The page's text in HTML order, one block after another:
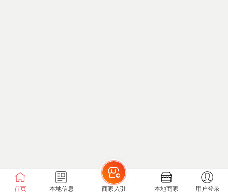
首页 本地信息 商家入驻 本地商家 用户登录